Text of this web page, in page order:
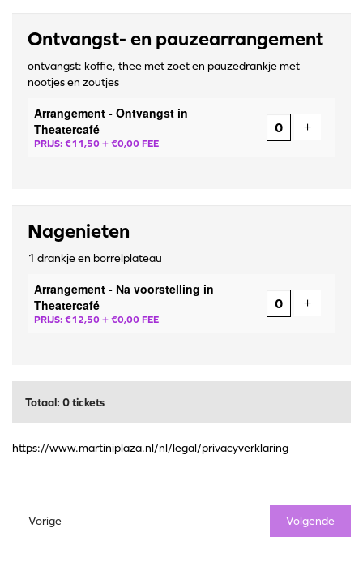
Ontvangst- en pauzearrangement
ontvangst: koffie, thee met zoet en pauzedrankje met
nootjes en zoutjes
Arrangement - Ontvangst in
Theatercafé
PRIJS: €11,50 + €0,00 FEE
+Voeg
Nagenieten
1 drankje en borrelplateau
Arrangement - Na voorstelling in
Theatercafé
PRIJS: €12,50 + €0,00 FEE
+Voeg
Totaal: 0 tickets
https://www.martiniplaza.nl/nl/legal/privacyverklaring
Vorige Volgende